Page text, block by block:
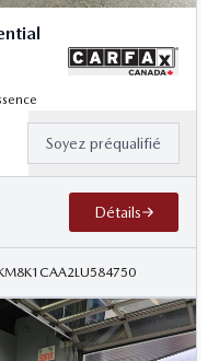
Soyez préqualifié
Détails